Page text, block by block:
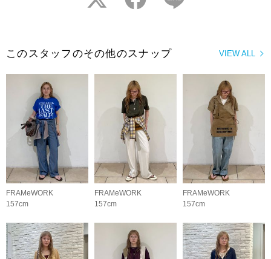
VIEW ALL
このスタッフのその他のスナップ
FRAMeWORK
157cm
FRAMeWORK
157cm
FRAMeWORK
157cm